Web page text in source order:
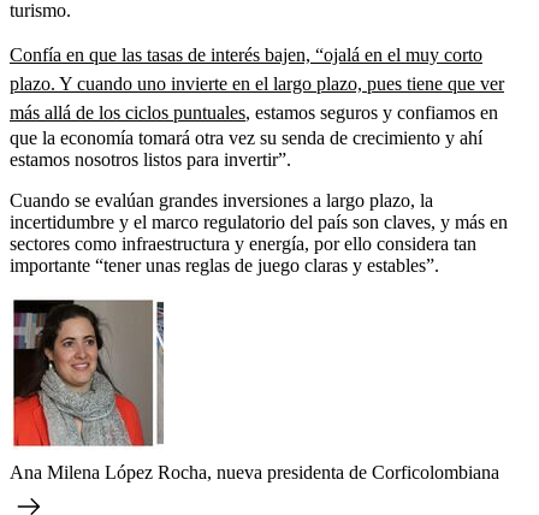
turismo.
Confía en que las tasas de interés bajen, “ojalá en el muy corto
plazo. Y cuando uno invierte en el largo plazo, pues tiene que ver
más allá de los ciclos puntuales, estamos seguros y confiamos en
que la economía tomará otra vez su senda de crecimiento y ahí
estamos nosotros listos para invertir”.
Cuando se evalúan grandes inversiones a largo plazo, la
incertidumbre y el marco regulatorio del país son claves, y más en
sectores como infraestructura y energía, por ello considera tan
importante “tener unas reglas de juego claras y estables”.
Ana Milena López Rocha, nueva presidenta de Corficolombiana